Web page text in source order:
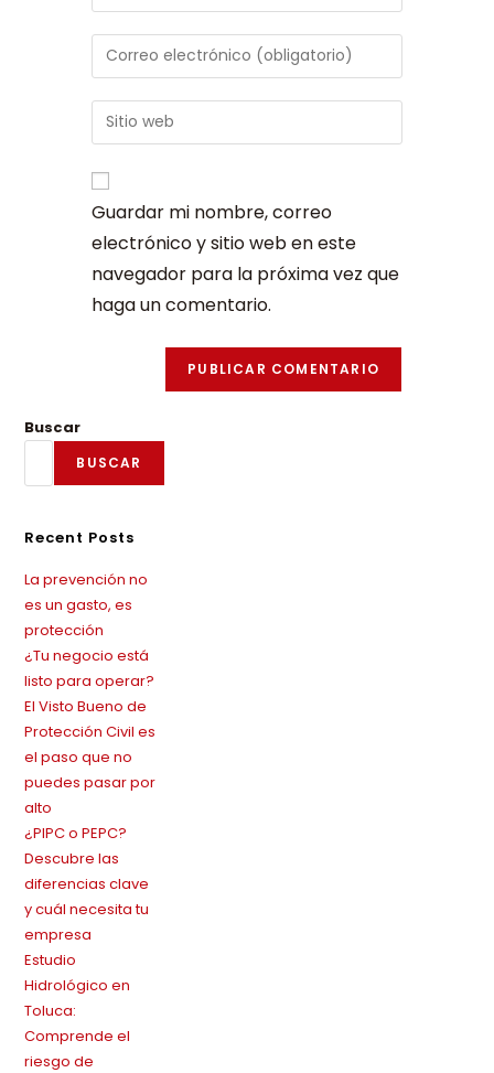
Guardar mi nombre, correo
electrónico y sitio web en este
navegador para la próxima vez que
haga un comentario.
Buscar
BUSCAR
Recent Posts
La prevención no
es un gasto, es
protección
¿Tu negocio está
listo para operar?
El Visto Bueno de
Protección Civil es
el paso que no
puedes pasar por
alto
¿PIPC o PEPC?
Descubre las
diferencias clave
y cuál necesita tu
empresa
Estudio
Hidrológico en
Toluca:
Comprende el
riesgo de